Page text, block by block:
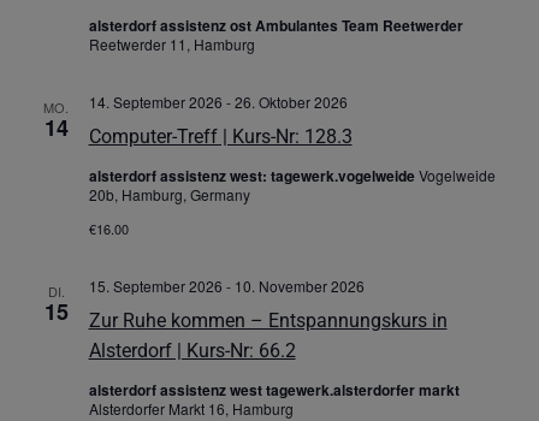
alsterdorf assistenz ost Ambulantes Team Reetwerder
Reetwerder 11, Hamburg
MO.
14 Computer-Treff | Kurs-Nr: 128.3
14. September 2026 -26. Oktober 2026
alsterdorf assistenz west: tagewerk.vogelweideVogelweide
20b, Hamburg, Germany
€16.00
DI.
15
Zur Ruhe kommen – Entspannungskurs in
Alsterdorf | Kurs-Nr: 66.2
15. September 2026 - 10. November 2026
alsterdorf assistenz west tagewerk.alsterdorfer markt
Alsterdorfer Markt 16, Hamburg